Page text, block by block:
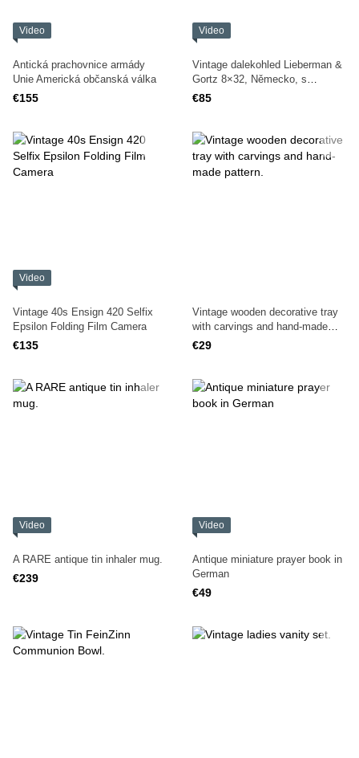
Video
Antická prachovnice armády
Unie Americká občanská válka
€155
Video
Vintage dalekohled Lieberman &
Gortz 8×32, Německo, s
koženým pouzdrem
€85
Video
Vintage 40s Ensign 420 Selfix
Epsilon Folding Film Camera
€135
Vintage wooden decorative tray
with carvings and hand-made
pattern.
€29
Video
A RARE antique tin inhaler mug.
€239
Video
Antique miniature prayer book in
German
€49